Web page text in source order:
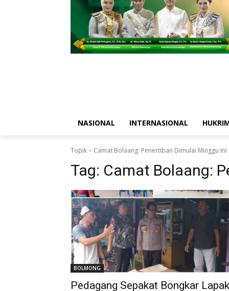
NASIONAL INTERNASIONAL
Topik Camat Bolaang: Penertiban Dimulai Minggu Ini
Tag: Camat Bolaang:
BOLMONG
Pedagang Sepakat Bongkar Lapak